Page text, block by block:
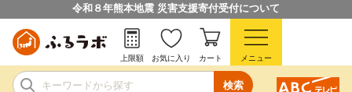
令和８年熊本地震 災害支援寄付受付について
検索
上限額 お気に入り カート メニュー